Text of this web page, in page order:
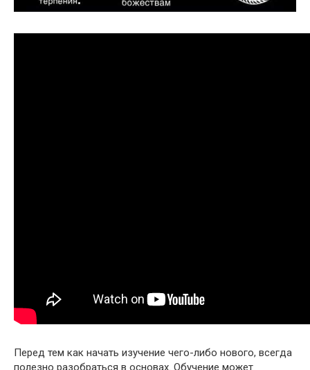
Перед тем как начать изучение чего-либо нового, всегда
полезно разобраться в основах. Обучение может